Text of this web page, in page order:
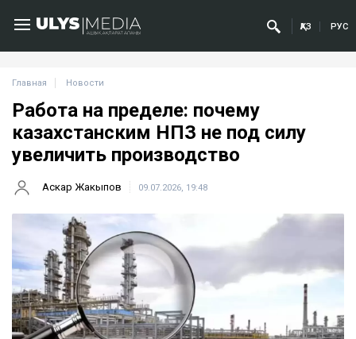
ҚАЗ РУС
Главная Новости
Работа на пределе: почему
казахстанским НПЗ не под силу
увеличить производство
Аскар Жакыпов 09.07.2026, 19:48